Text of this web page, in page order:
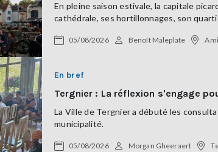
En pleine saison estivale, la capitale
cathédrale, ses hortillonnages, son
05/08/2026 Benoît Maleplate
En bref
Tergnier : La réflexion s'engage
La Ville de Tergnier a débuté les
municipalité.
05/08/2026 Morgan Gheeraert